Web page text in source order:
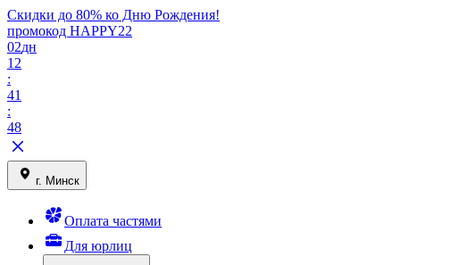
Скидки до 80% ко Дню Рождения!
промокод HAPPY22
02дн
12
:
41
:
48
г. Минск
Оплата частями
Для юрлиц